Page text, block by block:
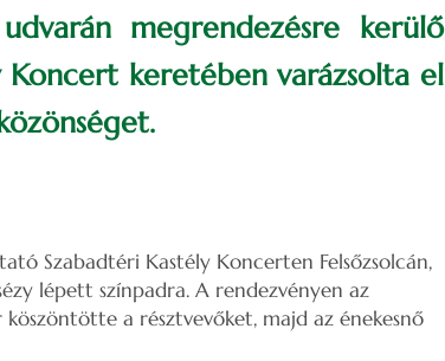
megrendezésre kerülő
keretében varázsolta el
Szabadtéri Kastély Koncerten Felsőzsolcán,
lépett színpadra. A rendezvényen az
a résztvevőket, majd az énekesnő